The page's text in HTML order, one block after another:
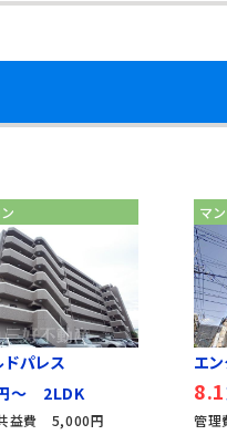
ドパレス
～ 2LDK
益費 5,000円
マ
エ
8.1
管